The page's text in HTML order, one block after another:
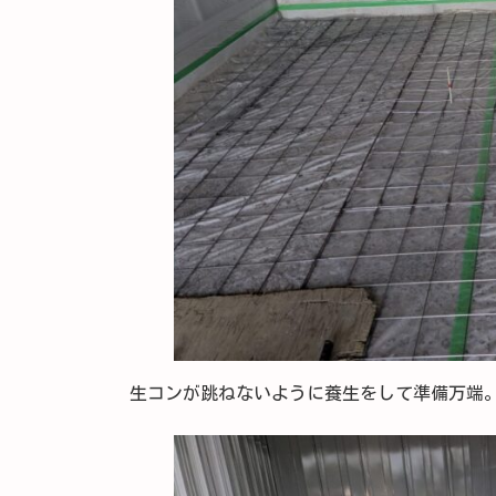
生コンが跳ねないように養生をして準備万端